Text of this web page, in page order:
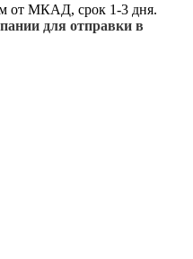
от МКАД, срок 1-3 дня.
для отправки в